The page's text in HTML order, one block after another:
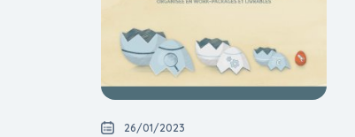
26/01/2023